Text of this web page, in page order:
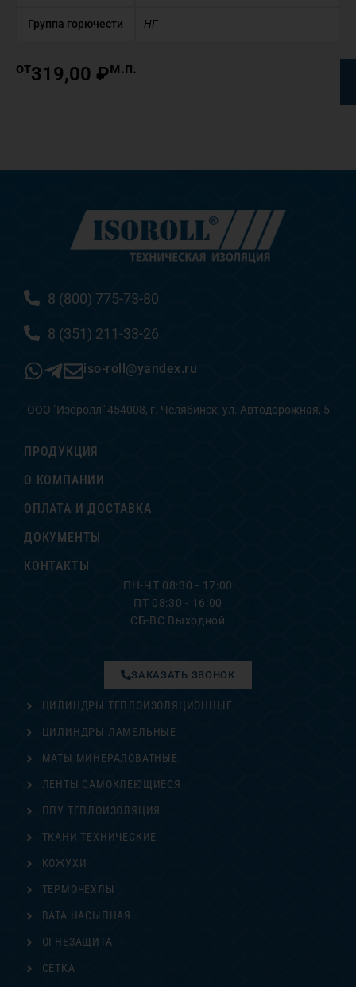
Группа горючести НГ
от319,00 ₽м.п.
8 (800) 775-73-80
8 (351) 211-33-26
iso-roll@yandex.ru
ООО "Изоролл" 454008, г. Челябинск, ул. Автодорожная, 5
ПРОДУКЦИЯ
О КОМПАНИИ
ОПЛАТА И ДОСТАВКА
ДОКУМЕНТЫ
КОНТАКТЫ
ПН-ЧТ 08:30 - 17:00
ПТ 08:30 - 16:00
СБ-ВС Выходной
ЦИЛИНДРЫ ТЕПЛОИЗОЛЯЦИОННЫЕ
ЦИЛИНДРЫ ЛАМЕЛЬНЫЕ
МАТЫ МИНЕРАЛОВАТНЫЕ
ЛЕНТЫ САМОКЛЕЮЩИЕСЯ
ППУ ТЕПЛОИЗОЛЯЦИЯ
ТКАНИ ТЕХНИЧЕСКИЕ
ЗАКАЗАТЬ ЗВОНОК
КОЖУХИ
ТЕРМОЧЕХЛЫ
ВАТА НАСЫПНАЯ
ОГНЕЗАЩИТА
СЕТКА